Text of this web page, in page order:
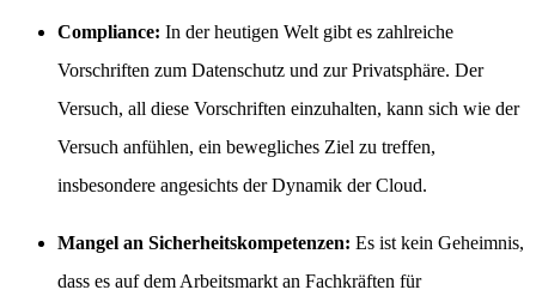
Compliance: In der heutigen Welt gibt es zahlreiche
Vorschriften zum Datenschutz und zur Privatsphäre. Der
Versuch, all diese Vorschriften einzuhalten, kann sich wie der
Versuch anfühlen, ein bewegliches Ziel zu treffen,
insbesondere angesichts der Dynamik der Cloud.
Mangel an Sicherheitskompetenzen: Es ist kein Geheimnis,
dass es auf dem Arbeitsmarkt an Fachkräften für